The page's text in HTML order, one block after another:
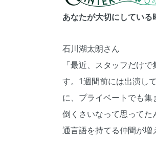
あなたが大切にしている
石川湖太朗さん
「最近、スタッフだけ
す。1週間前には出演し
に、プライベートでも
倒くさいなって思って
通言語を持てる仲間が増